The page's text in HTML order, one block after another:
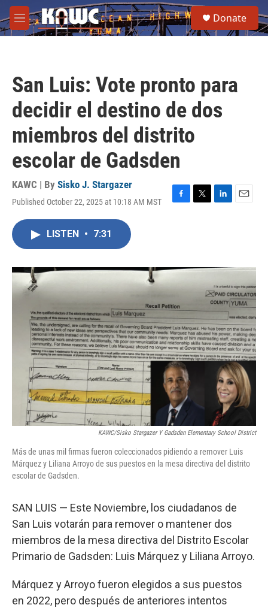
Skip to main content
M
e
e
a
Donate
San Luis: Vote pronto para
decidir el destino de dos
miembros del distrito
escolar de Gadsden
KAWC | By Sisko J. Stargazer
Published October 22, 2025 at 10:18 AM MST
F
o
k
T
r
L
I
n
E
LISTEN • 7:31
KAWC/Sisko Stargazer Y Gadsden Elementary School District
Más de unas mil firmas fueron coleccionados pidiendo a remover Luis
Márquez y Liliana Arroyo de sus puestos en la mesa directiva del distrito
escolar de Gadsden.
SAN LUIS — Este Noviembre, los ciudadanos de
San Luis votarán para remover o mantener dos
miembros de la mesa directiva del Distrito Escolar
Primario de Gadsden: Luis Márquez y Liliana Arroyo.
Márquez y Arroyo fueron elegidos a sus puestos
en 2022, pero después de anteriores intentos